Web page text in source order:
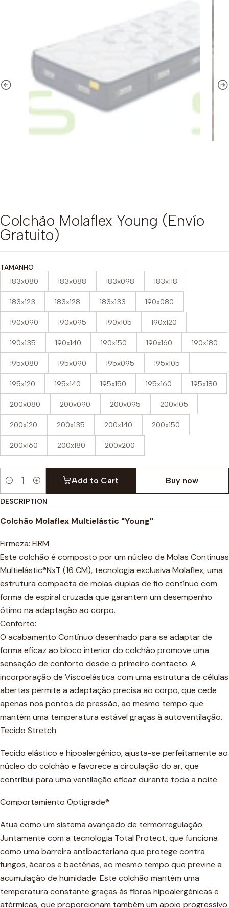
Colchão Molaflex Young (Envío
Gratuito)
TAMANHO
183x080 183x088 183x098 183x118
183x123 183x128 183x133 190x080
190x090 190x095 190x105 190x120
190x135 190x140 190x150 190x160 190x180
195x080 195x090 195x095 195x105
195x120 195x140 195x150 195x160 195x180
200x080 200x090 200x095 200x105
200x120 200x135 200x140 200x150
200x160 200x180 200x200
Quantity
Add to Cart Buy now
DESCRIPTION
Colchão Molaflex Multielástic "Young"
Firmeza: FIRM
Este colchão é composto por um núcleo de Molas Contínuas
Multielástic®NxT (16 CM), tecnologia exclusiva Molaflex, uma
estrutura compacta de molas duplas de fio contínuo com
forma de espiral cruzada que garantem um desempenho
ótimo na adaptação ao corpo.
Conforto:
O acabamento Contínuo desenhado para se adaptar de
forma eficaz ao bloco interior do colchão promove uma
sensação de conforto desde o primeiro contacto. A
incorporação de Viscoelástica com uma estrutura de células
abertas permite a adaptação precisa ao corpo, que cede
apenas nos pontos de pressão, ao mesmo tempo que
mantém uma temperatura estável graças à autoventilação.
Tecido Stretch
Tecido elástico e hipoalergénico, ajusta-se perfeitamente ao
núcleo do colchão e favorece a circulação do ar, que
contribui para uma ventilação eficaz durante toda a noite.
Comportamiento Optigrade®
Atua como um sistema avançado de termorregulação.
Juntamente com a tecnologia Total Protect, que funciona
como uma barreira antibacteriana que protege contra
fungos, ácaros e bactérias, ao mesmo tempo que previne a
acumulação de humidade. Este colchão mantém uma
temperatura constante graças às fibras hipoalergénicas e
atérmicas, que proporcionam também um apoio progressivo.